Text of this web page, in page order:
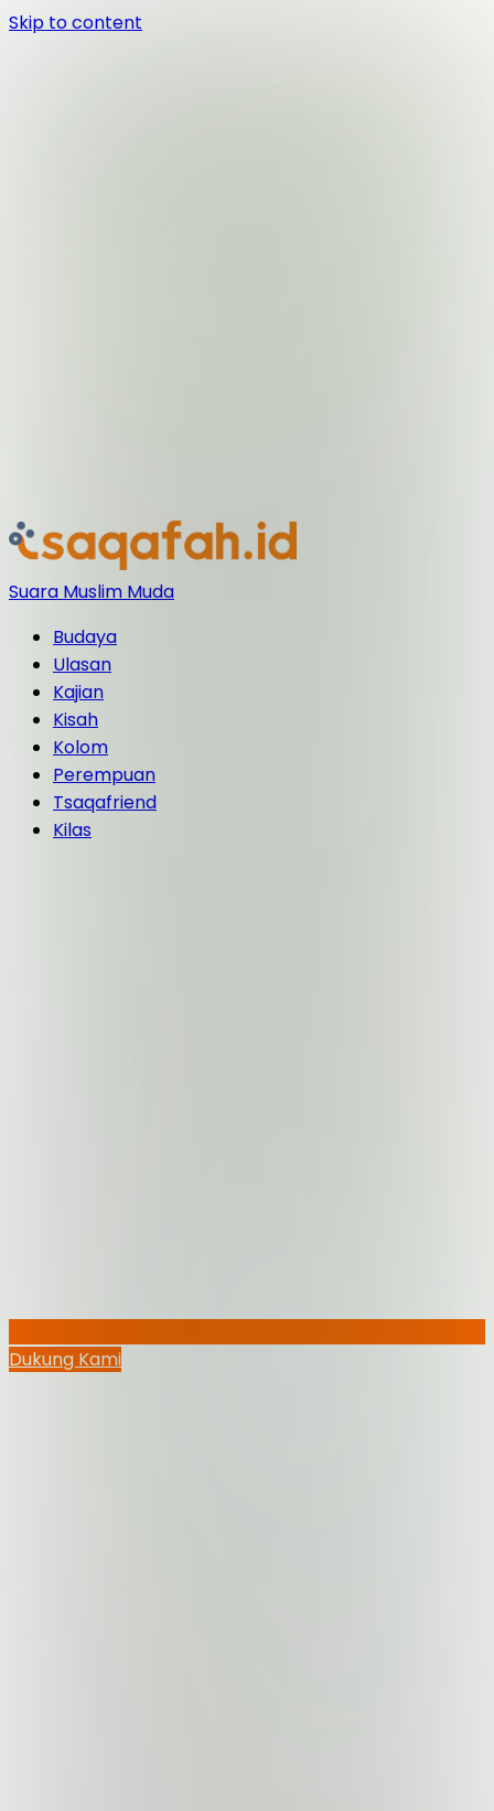
Skip to content
Suara Muslim Muda
Budaya
Ulasan
Kajian
Kisah
Kolom
Perempuan
Tsaqafriend
Kilas
Dukung Kami